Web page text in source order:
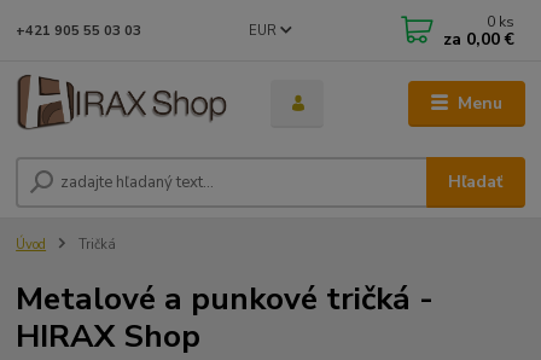
Menu
EUR
Hľadať
+421 905 55 03 03 0 ks
za 0,00 €
Úvod Tričká
Metalové a punkové tričká -
HIRAX Shop